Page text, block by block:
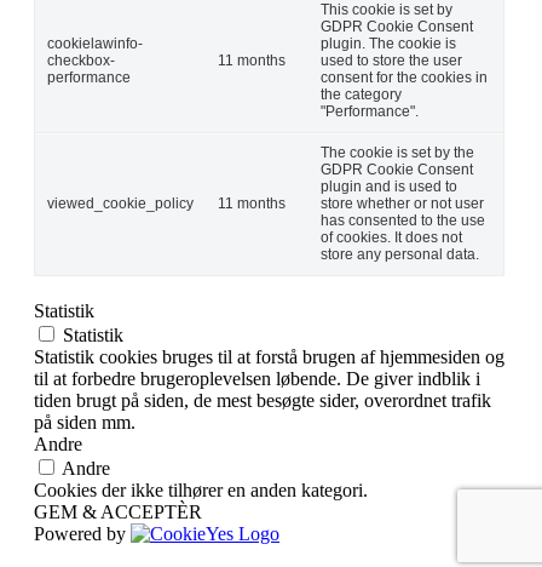
cookielawinfo-
checkbox-
performance
11 months
This cookie is set by
GDPR Cookie Consent
plugin. The cookie is
used to store the user
consent for the cookies in
the category
"Performance".
viewed_cookie_policy 11 months
The cookie is set by the
GDPR Cookie Consent
plugin and is used to
store whether or not user
has consented to the use
of cookies. It does not
store any personal data.
Statistik
Statistik
Statistik cookies bruges til at forstå brugen af hjemmesiden og
til at forbedre brugeroplevelsen løbende. De giver indblik i
tiden brugt på siden, de mest besøgte sider, overordnet trafik
på siden mm.
Andre
Andre
Cookies der ikke tilhører en anden kategori.
GEM & ACCEPTÈR
Powered by